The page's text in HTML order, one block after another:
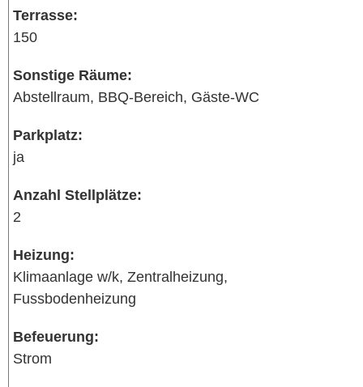
Terrasse:
150
Sonstige Räume:
Abstellraum, BBQ-Bereich, Gäste-WC
Parkplatz:
ja
Anzahl Stellplätze:
2
Heizung:
Klimaanlage w/k, Zentralheizung,
Fussbodenheizung
Befeuerung:
Strom